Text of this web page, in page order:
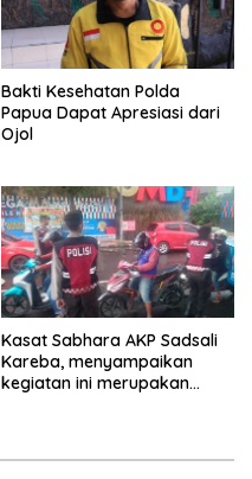
Bakti Kesehatan Polda
Papua Dapat Apresiasi dari
Ojol
Kasat Sabhara AKP Sadsali
Kareba, menyampaikan
kegiatan ini merupakan